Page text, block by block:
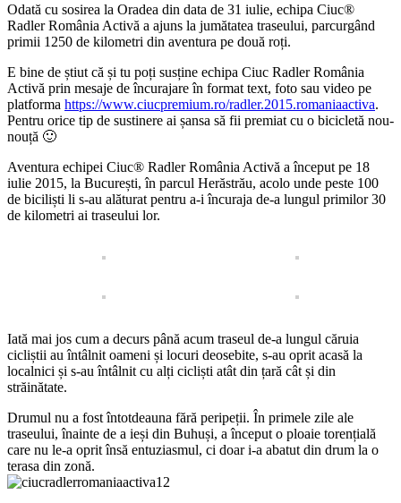
Odată cu sosirea la Oradea din data de 31 iulie, echipa Ciuc®
Radler România Activă a ajuns la jumătatea traseului, parcurgând
primii 1250 de kilometri din aventura pe două roți.
E bine de știut că și tu poți susține echipa Ciuc Radler România
Activă prin mesaje de încurajare în format text, foto sau video pe
platforma https://www.ciucpremium.ro/radler.2015.romaniaactiva.
Pentru orice tip de sustinere ai șansa să fii premiat cu o bicicletă nou-
nouță 🙂
Aventura echipei Ciuc® Radler România Activă a început pe 18
iulie 2015, la București, în parcul Herăstrău, acolo unde peste 100
de biciliști li s-au alăturat pentru a-i încuraja de-a lungul primilor 30
de kilometri ai traseului lor.
Iată mai jos cum a decurs până acum traseul de-a lungul căruia
cicliștii au întâlnit oameni și locuri deosebite, s-au oprit acasă la
localnici și s-au întâlnit cu alți cicliști atât din țară cât și din
străinătate.
Drumul nu a fost întotdeauna fără peripeții. În primele zile ale
traseului, înainte de a ieși din Buhuși, a început o ploaie torențială
care nu le-a oprit însă entuziasmul, ci doar i-a abatut din drum la o
terasa din zonă.